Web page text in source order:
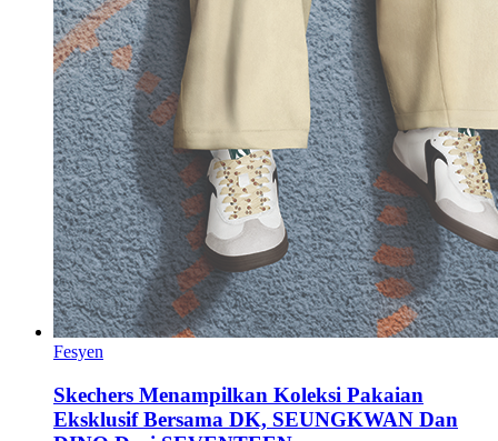
Fesyen
Skechers Menampilkan Koleksi Pakaian
Eksklusif Bersama DK, SEUNGKWAN Dan